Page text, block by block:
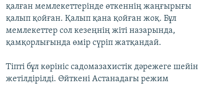
қалған мемлекеттерінде өткеннің жаңғырығы
қалып қойған. Қалып қана қойған жоқ. Бұл
мемлекеттер сол кезеңнің жіті назарында,
қамқорлығында өмір сүріп жатқандай.
Тіпті бұл көрініс садомазахистік дәрежеге шейін
жетілдірілді. Өйткені Астанадағы режим